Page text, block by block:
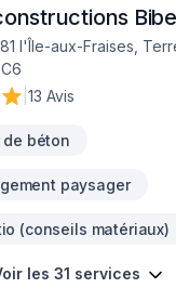
l'Île-aux-Fraises,
13 Avis
béton
paysager
(conseils matériaux)
les 31 services